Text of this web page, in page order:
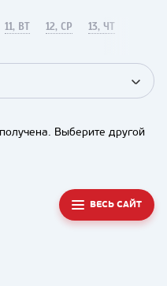
11, ВТ 12, СР
13, ЧТ
Выберите другой
ВЕСЬ САЙТ